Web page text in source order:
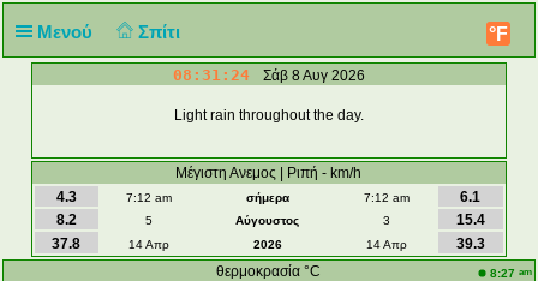
Μενού Σπίτι °F
08:31:24 Σάβ 8 Αυγ 2026
Light rain throughout the day.
Μέγιστη Ανεμος | Ριπή - km/h
4.3
7:12 am σήμερα 7:12 am
6.1
8.2
5 Αύγουστος 3
15.4
37.8
14 Απρ 2026 14 Απρ
39.3
θερμοκρασία °C
8:27 am